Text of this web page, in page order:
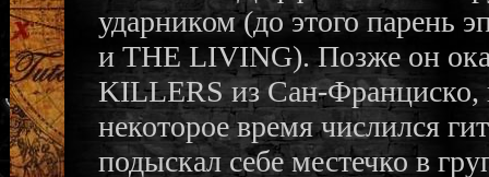
ударником (до этого парень
и THE LIVING). Позже он
KILLERS из Сан-Франциско,
некоторое время числился
подыскал себе местечко в